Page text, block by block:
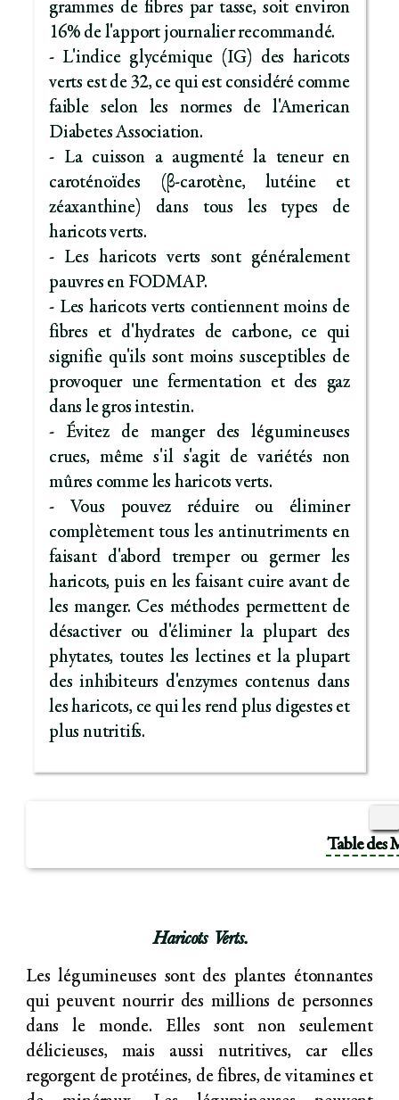
grammes de fibres par tasse, soit environ
16% de l'apport journalier recommandé.
- L'indice glycémique (IG) des haricots
verts est de 32, ce qui est considéré comme
faible selon les normes de l'American
Diabetes Association.
- La cuisson a augmenté la teneur en
caroténoïdes (β-carotène, lutéine et
zéaxanthine) dans tous les types de
haricots verts.
- Les haricots verts sont généralement
pauvres en FODMAP.
- Les haricots verts contiennent moins de
fibres et d'hydrates de carbone, ce qui
signifie qu'ils sont moins susceptibles de
provoquer une fermentation et des gaz
dans le gros intestin.
- Évitez de manger des légumineuses
crues, même s'il s'agit de variétés non
mûres comme les haricots verts.
- Vous pouvez réduire ou éliminer
complètement tous les antinutriments en
faisant d'abord tremper ou germer les
haricots, puis en les faisant cuire avant de
les manger. Ces méthodes permettent de
désactiver ou d'éliminer la plupart des
phytates, toutes les lectines et la plupart
des inhibiteurs d'enzymes contenus dans
les haricots, ce qui les rend plus digestes et
plus nutritifs.
Table des
Haricots Verts.
Les légumineuses sont des plantes étonnantes
qui peuvent nourrir des millions de personnes
dans le monde. Elles sont non seulement
délicieuses, mais aussi nutritives, car elles
regorgent de protéines, de fibres, de vitamines et